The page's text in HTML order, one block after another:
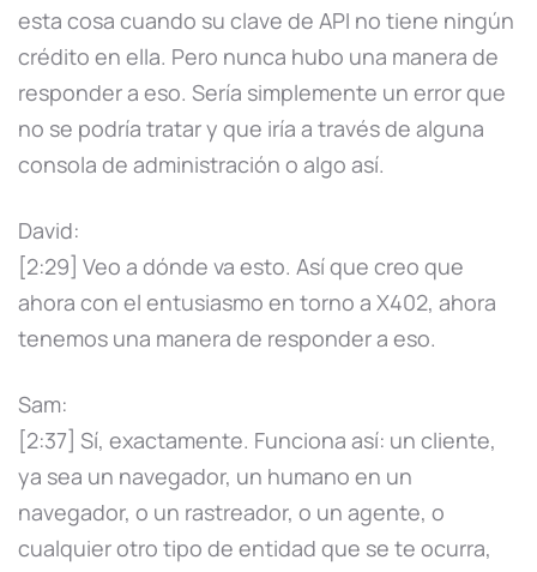
esta cosa cuando su clave de API no tiene ningún
crédito en ella. Pero nunca hubo una manera de
responder a eso. Sería simplemente un error que
no se podría tratar y que iría a través de alguna
consola de administración o algo así.
David:
[2:29] Veo a dónde va esto. Así que creo que
ahora con el entusiasmo en torno a X402, ahora
tenemos una manera de responder a eso.
Sam:
[2:37] Sí, exactamente. Funciona así: un cliente,
ya sea un navegador, un humano en un
navegador, o un rastreador, o un agente, o
cualquier otro tipo de entidad que se te ocurra,